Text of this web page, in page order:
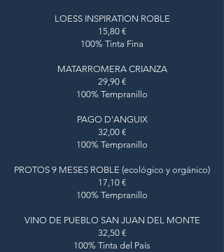
LOESS INSPIRATION ROBLE
15,80 €
100% Tinta Fina
MATARROMERA CRIANZA
29,90 €
100% Tempranillo
PAGO D'ANGUIX
32,00 €
100% Tempranillo
PROTOS 9 MESES ROBLE (ecológico y orgánico)
17,10 €
100% Tempranillo
VINO DE PUEBLO SAN JUAN DEL MONTE
32,50 €
100% Tinta del País